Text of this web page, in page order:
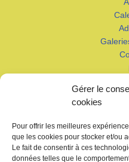
Gérer le
cookies
Pour offrir les meilleures
que les cookies pour stocker et/ou
Le fait de consentir à ces
données telles que le
Copyright ©
Photos drone: